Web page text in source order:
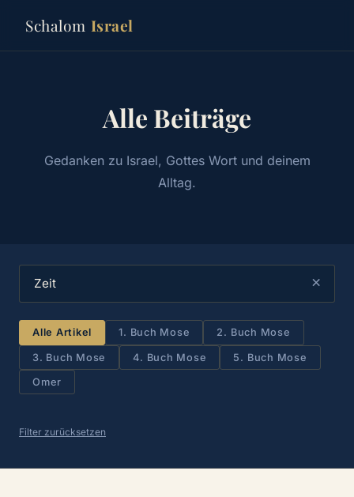
Schalom Israel
Alle Beiträge
Gedanken zu Israel, Gottes Wort und deinem
Alltag.
×
Alle Artikel 1. Buch Mose 2. Buch Mose
3. Buch Mose 4. Buch Mose 5. Buch Mose
Omer
Filter zurücksetzen